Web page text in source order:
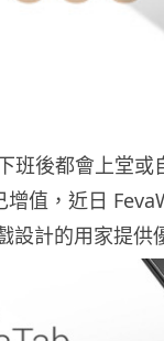
班後都會上堂
增值，近日
計的用家提供